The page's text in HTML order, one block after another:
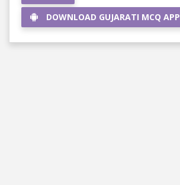
DOWNLOAD GUJARATI MCQ APP